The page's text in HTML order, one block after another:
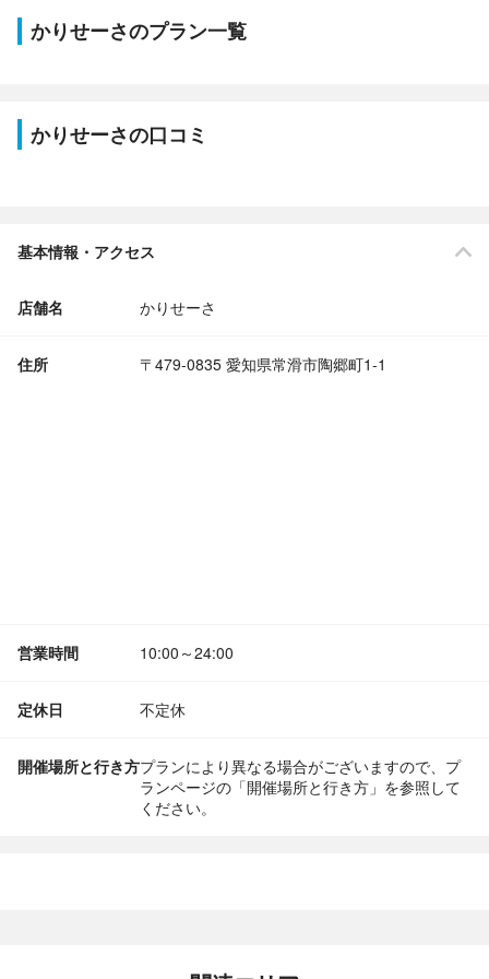
かりせーさのプラン一覧
かりせーさの口コミ
基本情報・アクセス
店舗名 かりせーさ
住所 〒479-0835 愛知県常滑市陶郷町1-1
営業時間 10:00～24:00
定休日 不定休
開催場所と行き方プランにより異なる場合がございますので、プ
ランページの「開催場所と行き方」を参照して
ください。